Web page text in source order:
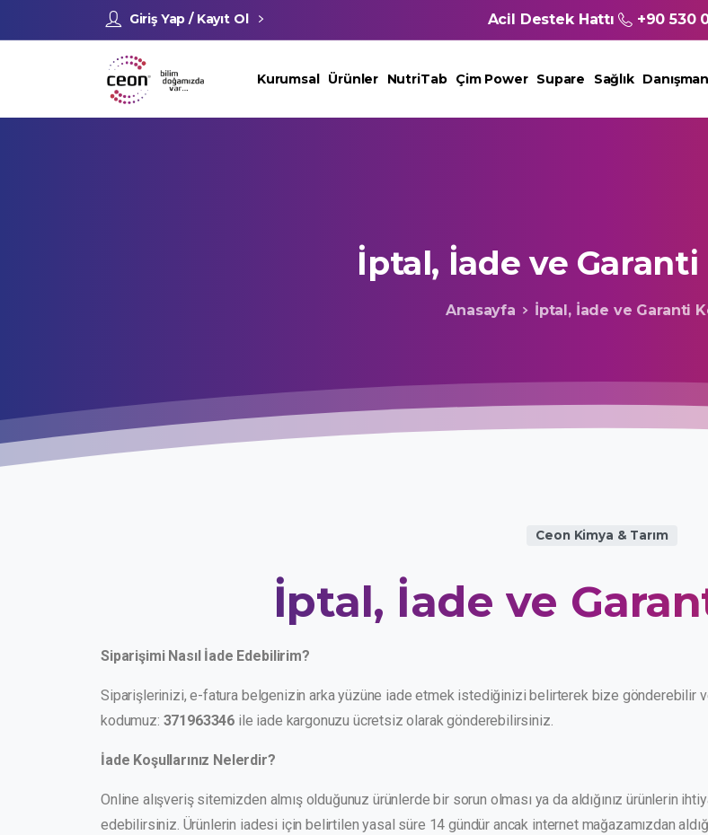
Giriş Yap / Kayıt Ol Acil Destek Hattı +90 530
Kurumsal Ürünler NutriTab Çim Power Supare Sağlık
İptal, İade ve Garanti
Anasayfa İptal, İade ve Garanti
Ceon Kimya & Tarım
İptal, İade ve
Siparişimi Nasıl İade Edebilirim?
Siparişlerinizi, e-fatura belgenizin arka yüzüne iade etmek istediğinizi belirterek bize gönderebilir
kodumuz: 371963346 ile iade kargonuzu ücretsiz olarak gönderebilirsiniz.
İade Koşullarınız Nelerdir?
Online alışveriş sitemizden almış olduğunuz ürünlerde bir sorun olması ya da aldığınız ürünlerin
edebilirsiniz. Ürünlerin iadesi için belirtilen yasal süre 14 gündür ancak internet mağazamızdan